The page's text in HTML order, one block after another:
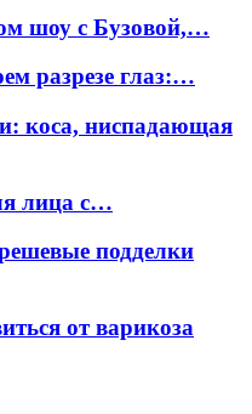
шоу с Бузовой,…
разрезе глаз:…
коса, ниспадающая
лица с…
подделки
от варикоза